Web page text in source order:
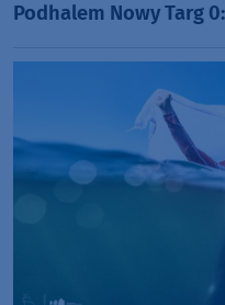
Podhalem Nowy Targ